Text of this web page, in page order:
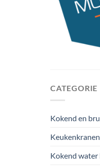
CATEGORIE
Kokend en
Keukenkranen
Kokend water